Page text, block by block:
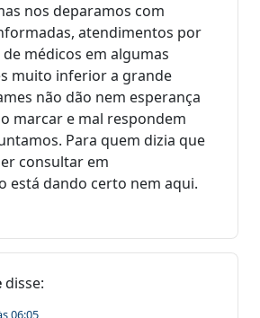
nos deparamos com
atendimentos por
médicos em algumas
muito inferior a grande
não dão nem esperança
marcar e mal respondem
Para quem dizia que
consultar em
está dando certo nem aqui.
disse:
06:05